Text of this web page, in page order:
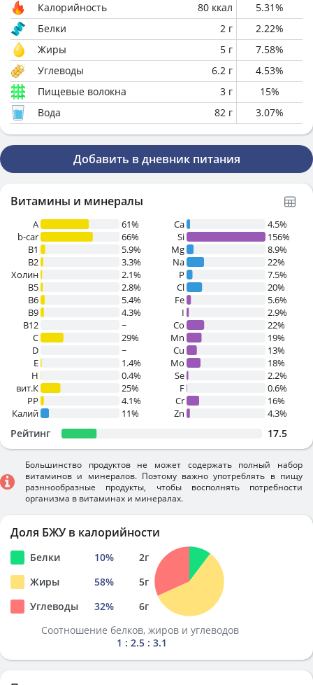
Калорийность 80 ккал 5.31%
Белки
2 г 2.22%
Жиры
5 г 7.58%
Углеводы
6.2 г 4.53%
Пищевые волокна
3 г 15%
Вода
82 г 3.07%
Добавить в дневник питания
Витамины и минералы
A
61%
b-car
66%
В1
5.9%
B2
3.3%
Холин
2.1%
B5
2.8%
B6
5.4%
B9
4.3%
B12
~
C
29%
D
~
E
1.4%
H
0.4%
вит.К
25%
PP
4.1%
Калий
11%
Ca
4.5%
Si
156%
Mg
8.9%
Na
22%
P
7.5%
Cl
20%
Fe
5.6%
I
2.9%
Co
22%
Mn
19%
Cu
13%
Mo
18%
Se
2.2%
F
0.6%
Cr
16%
Zn
4.3%
Рейтинг 17.5
Большинство продуктов не может содержать полный набор
витаминов и минералов. Поэтому важно употреблять в пищу
разннообразные продукты, чтобы восполнять потребности
организма в витаминах и минералах.
Доля БЖУ в калорийности
Белки 10% 2г
Жиры
58% 5г
Углеводы
32% 6г
Соотношение белков, жиров и углеводов
1 : 2.5 : 3.1